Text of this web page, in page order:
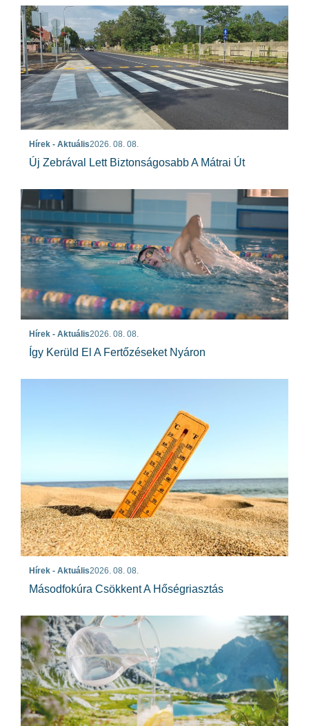
Hírek - Aktuális2026. 08. 08.
Új Zebrával Lett Biztonságosabb A Mátrai Út
Hírek - Aktuális2026. 08. 08.
Így Kerüld El A Fertőzéseket Nyáron
Hírek - Aktuális2026. 08. 08.
Másodfokúra Csökkent A Hőségriasztás